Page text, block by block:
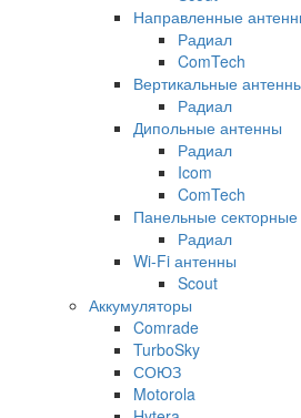
Направленные
Радиал
ComTech
Вертикальные
Радиал
Дипольные антенны
Радиал
Icom
ComTech
Панельные
Радиал
Wi-Fi антенны
Scout
Аккумуляторы
Comrade
TurboSky
СОЮЗ
Motorola